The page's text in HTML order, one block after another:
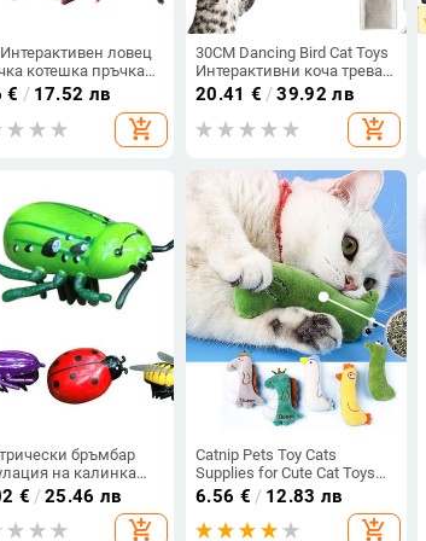
ловец
котешка пръчка
пръчка за
за котка Стоки за
любимци
пръчица Играчки
€ / 17.52 лв
add_shopping_cart
30CM Dancing Bird Cat Toys
Интерактивни коча трева
Играчки за упражнения за
котки на закрито
20.41 € /39.92 лв
add_shopping_cart
бръмбар
на калинка
Играчка за
Играчка за
Мини играчки с
€ /25.46 лв
add_shopping_cart
Catnip Pets Toy Cats
Supplies for Cute Cat Toys
Puppy Kitten Teeth Toeth Cat
Плюшена палец
Възглавница Защита на
6.56 € / 12.83 лв
add_shopping_cart